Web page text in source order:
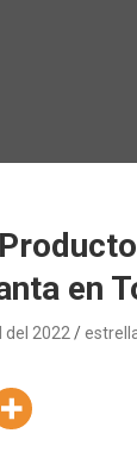
en
del 2022